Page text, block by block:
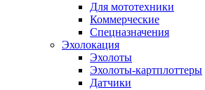
Для мототехники
Коммерческие
Спецназначения
Эхолокация
Эхолоты
Эхолоты-картплоттеры
Датчики